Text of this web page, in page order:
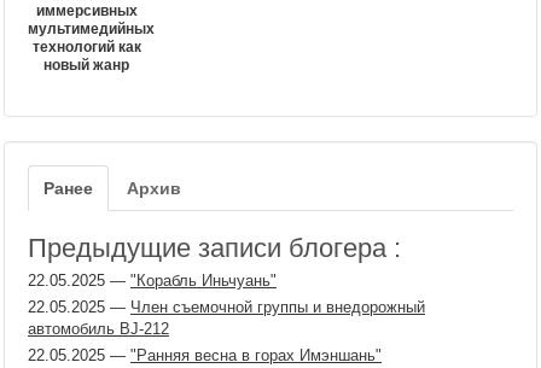
иммерсивных
мультимедийных
технологий как
новый жанр
Ранее Архив
Предыдущие записи блогера :
22.05.2025 — "Корабль Иньчуань"
22.05.2025 — Член съемочной группы и внедорожный
автомобиль BJ-212
22.05.2025 — "Ранняя весна в горах Имэншань"